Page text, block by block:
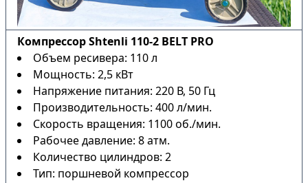
Компрессор Shtenli 110-2 BELT PRO
Объем ресивера: 110 л
Мощность: 2,5 кВт
Напряжение питания: 220 В, 50 Гц
Производительность: 400 л/мин.
Скорость вращения: 1100 об./мин.
Рабочее давление: 8 атм.
Количество цилиндров: 2
Тип: поршневой компрессор